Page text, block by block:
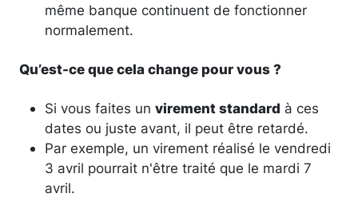
même banque continuent de fonctionner
normalement.
Qu’est-ce que cela change pour vous ?
Si vous faites un virement standard à ces
dates ou juste avant, il peut être retardé.
Par exemple, un virement réalisé le vendredi
3 avril pourrait n'être traité que le mardi 7
avril.